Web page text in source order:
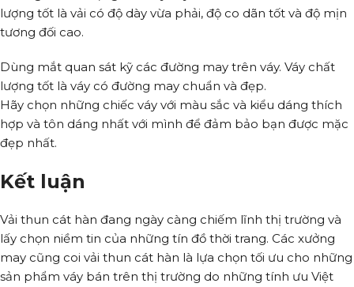
lượng tốt là vải có độ dày vừa phải, độ co dãn tốt và độ mịn
tương đối cao.
Dùng mắt quan sát kỹ các đường may trên váy. Váy chất
lượng tốt là váy có đường may chuẩn và đẹp.
Hãy chọn những chiếc váy với màu sắc và kiểu dáng thích
hợp và tôn dáng nhất với mình để đảm bảo bạn được mặc
đẹp nhất.
Kết luận
Vải thun cát hàn đang ngày càng chiếm lĩnh thị trường và
lấy chọn niềm tin của những tín đồ thời trang. Các xưởng
may cũng coi vải thun cát hàn là lựa chọn tối ưu cho những
sản phẩm váy bán trên thị trường do những tính ưu Việt